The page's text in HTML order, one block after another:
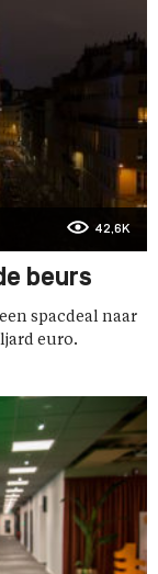
42,6K
beurs
spacdeal naar
euro.